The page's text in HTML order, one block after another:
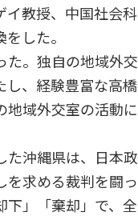
教授、中国社会
した。
。独自の地域外
し、経験豊富な高
域外交室の活動
沖縄県は、日本
求める裁判を闘
」「棄却」で、